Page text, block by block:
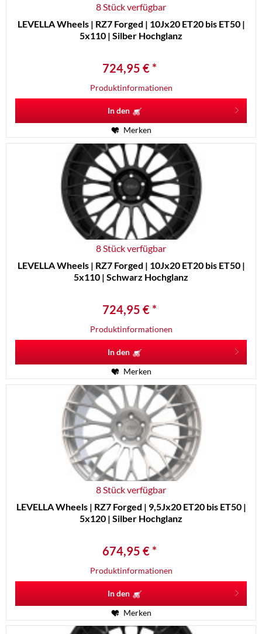
8 Stück verfügbar
LEVELLA Wheels | RZ7 Forged | 10Jx20 ET20 bis ET50 |
5x110 | Silber Hochglanz
724,95 € *
Produktinformationen
In den
Merken
8 Stück verfügbar
LEVELLA Wheels | RZ7 Forged | 10Jx20 ET20 bis ET50 |
5x110 | Schwarz Hochglanz
724,95 € *
Produktinformationen
In den
Merken
8 Stück verfügbar
LEVELLA Wheels | RZ7 Forged | 9,5Jx20 ET20 bis ET50 |
5x120 | Silber Hochglanz
674,95 € *
Produktinformationen
In den
Merken